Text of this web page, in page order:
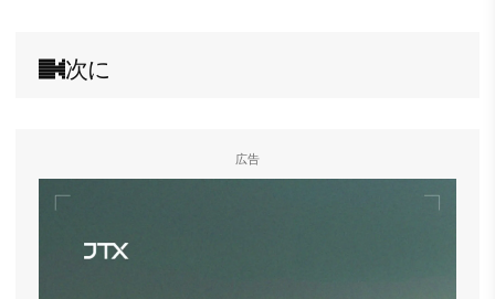
次に
広告